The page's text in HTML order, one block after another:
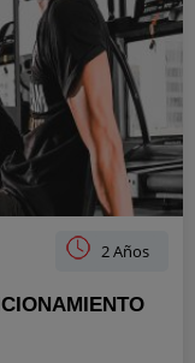
2 Años